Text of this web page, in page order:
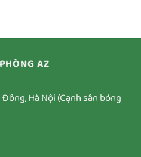
AZ
Hà Nội (Cạnh sân bóng